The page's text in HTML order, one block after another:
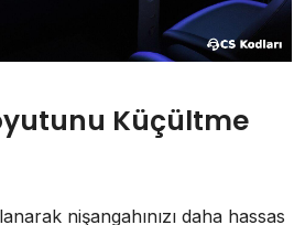
Küçültme
nişangahınızı daha hassas